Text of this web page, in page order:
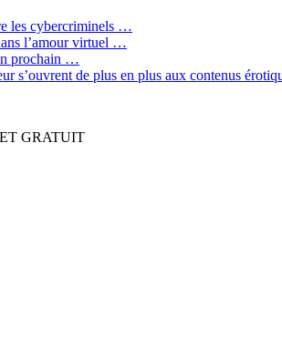
les cybercriminels …
l’amour virtuel …
prochain …
s’ouvrent de plus en plus aux contenus
GRATUIT